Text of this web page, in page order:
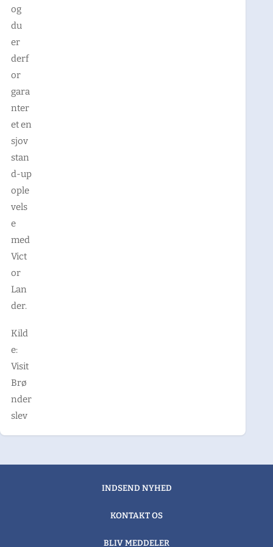
og
du
er
derf
or
gara
nter
et en
sjov
stan
d-up
ople
vels
e
med
Vict
or
Lan
der.
Kild
e:
Visit
Brø
nder
slev
INDSEND NYHED
KONTAKT OS
BLIV MEDDELER